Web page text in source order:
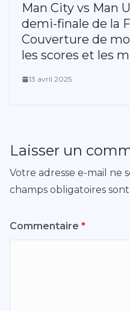
Man City vs Man
demi-finale de la
Couverture de
les scores et les
13 avril 2025
Laisser un
Votre adresse e-mail ne
champs obligatoires
Commentaire *